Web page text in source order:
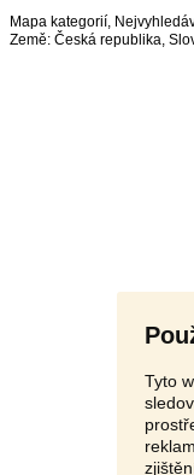
Tyto
Mapa kategorií,
Země: Česká republika,